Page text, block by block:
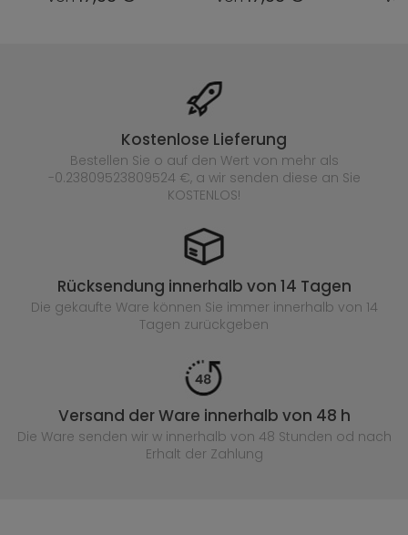
Kostenlose Lieferung
Bestellen Sie o auf den Wert von mehr als
-0.23809523809524 €, a wir senden diese an Sie
KOSTENLOS!
Rücksendung innerhalb von 14 Tagen
Die gekaufte Ware können Sie immer innerhalb von 14
Tagen zurückgeben
Versand der Ware innerhalb von 48 h
Die Ware senden wir w innerhalb von 48 Stunden od nach
Erhalt der Zahlung